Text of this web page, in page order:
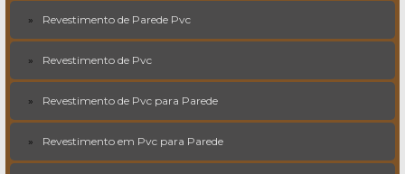
Revestimento de Parede Pvc
Revestimento de Pvc
Revestimento de Pvc para Parede
Revestimento em Pvc para Parede